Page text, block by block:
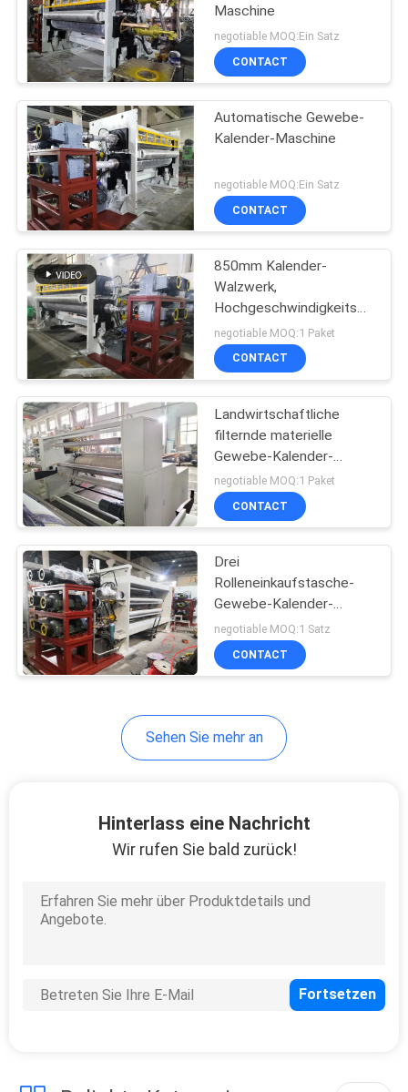
Maschine
negotiable MOQ:Ein Satz
CONTACT
Automatische Gewebe-
Kalender-Maschine
negotiable MOQ:Ein Satz
CONTACT
850mm Kalender-
Walzwerk,
Kalender-Maschine
negotiable MOQ:1 Paket
CONTACT
Landwirtschaftliche
filternde materielle
Gewebe-Kalender-
Maschine
negotiable MOQ:1 Paket
CONTACT
Drei
Rolleneinkaufstasche-
Gewebe-Kalender-
Maschine
negotiable MOQ:1 Satz
CONTACT
Sehen Sie mehr an
Hinterlass eine Nachricht
Wir rufen Sie bald zurück!